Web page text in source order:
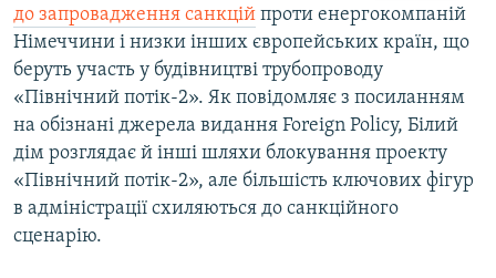
до запровадження санкцій проти енергокомпаній
Німеччини і низки інших європейських країн, що
беруть участь у будівництві трубопроводу
«Північний потік-2». Як повідомляє з посиланням
на обізнані джерела видання Foreign Policy, Білий
дім розглядає й інші шляхи блокування проекту
«Північний потік-2», але більшість ключових фігур
в адміністрації схиляються до санкційного
сценарію.